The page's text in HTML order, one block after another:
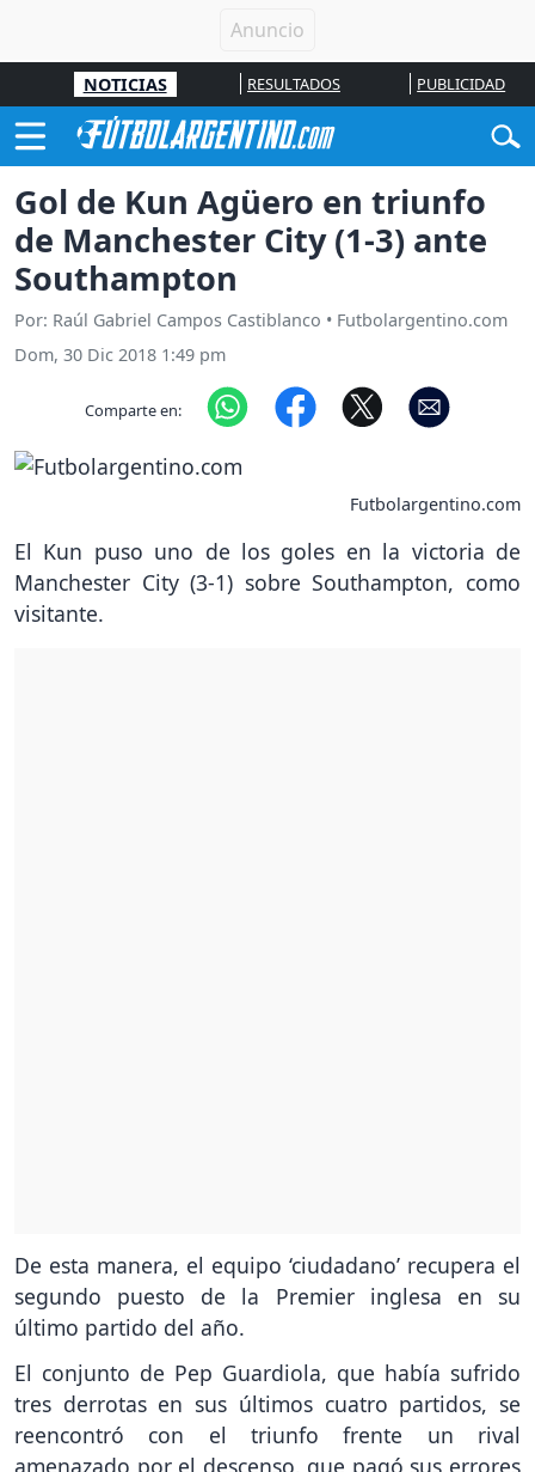
NOTICIAS RESULTADOS PUBLICIDAD
Gol de Kun Agüero en triunfo
de Manchester City (1-3) ante
Southampton
Por: Raúl Gabriel Campos Castiblanco • Futbolargentino.com
Dom, 30 Dic 2018 1:49 pm
Comparte en:
Futbolargentino.com
El Kun puso uno de los goles en la victoria de
Manchester City (3-1) sobre Southampton, como
visitante.
De esta manera, el equipo ‘ciudadano’ recupera el
segundo puesto de la Premier inglesa en su
último partido del año.
El conjunto de Pep Guardiola, que había sufrido
tres derrotas en sus últimos cuatro partidos, se
reencontró con el triunfo frente un rival